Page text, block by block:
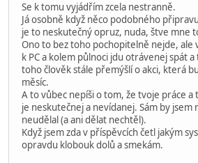
Se k tomu vyjádřím zcela nestranně.
Já osobně když něco podobného
je to neskutečný opruz, nuda, štve mne
Ono to bez toho pochopitelně nejde, ale
k PC a kolem půlnoci jdu otrávenej spát
toho člověk stále přemýšlí o akci, která
měsíc.
A to vůbec nepíši o tom, že tvoje práce a
je neskutečnej a nevídanej. Sám by jsem
neudělal (a ani dělat nechtěl).
Když jsem zda v příspěvcích četl jakým
opravdu klobouk dolů a smekám.